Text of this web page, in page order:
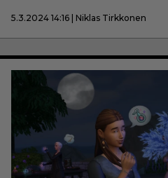
5.3.2024 14:16 | Niklas Tirkkonen